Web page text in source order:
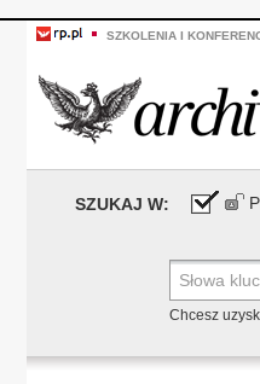
SZKOLENIA I
SZUKAJ W:
Chcesz